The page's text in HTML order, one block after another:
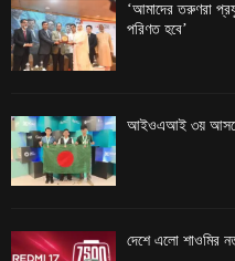
‘আমাদের তরুণরা
পরিণত হবে’
আইওএআই ৩য় আসরে
দেশে এলো শাওমির